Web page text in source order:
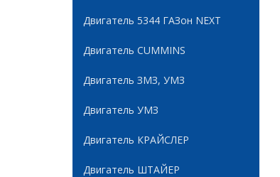
Двигатель 5344 ГАЗон NEXT
Двигатель CUMMINS
Двигатель ЗМЗ, УМЗ
Двигатель УМЗ
Двигатель КРАЙСЛЕР
Двигатель ШТАЙЕР